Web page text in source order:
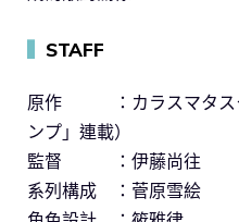
STAFF
原作 ：カラスマタスク
ンプ」連載）
監督 ：伊藤尚往
系列構成 ：菅原雪絵